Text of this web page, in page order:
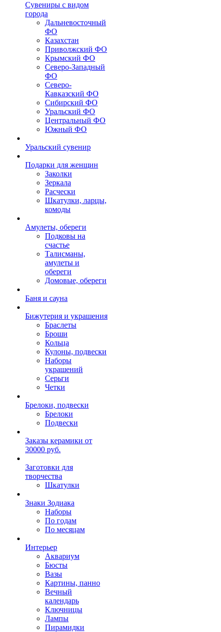
Сувениры с видом
города
Дальневосточный
ФО
Казахстан
Приволжский ФО
Крымский ФО
Северо-Западный
ФО
Северо-
Кавказский ФО
Сибирский ФО
Уральский ФО
Центральный ФО
Южный ФО
Уральский сувенир
Подарки для женщин
Заколки
Зеркала
Расчески
Шкатулки, ларцы,
комоды
Амулеты, обереги
Подковы на
счастье
Талисманы,
амулеты и
обереги
Домовые, обереги
Баня и сауна
Бижутерия и украшения
Браслеты
Броши
Кольца
Кулоны, подвески
Наборы
украшений
Серьги
Четки
Брелоки, подвески
Брелоки
Подвески
Заказы керамики от
30000 руб.
Заготовки для
творчества
Шкатулки
Знаки Зодиака
Наборы
По годам
По месяцам
Интерьер
Аквариум
Бюсты
Вазы
Картины, панно
Вечный
календарь
Ключницы
Лампы
Пирамидки